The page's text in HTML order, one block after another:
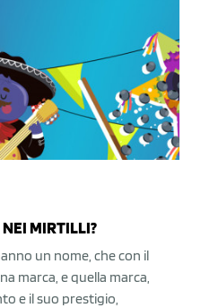
MIRTILLI?
un nome, che con il
marca, e quella marca,
e il suo prestigio,